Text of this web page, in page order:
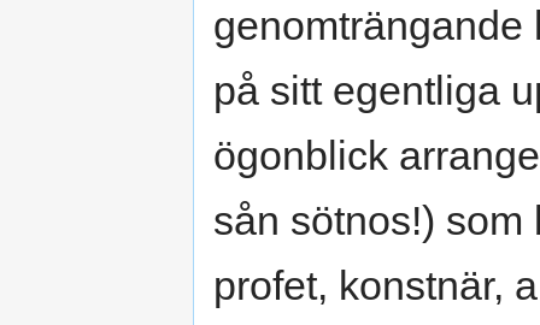
genomträngande
på sitt egentliga
ögonblick
sån sötnos!)
profet, konstnär,